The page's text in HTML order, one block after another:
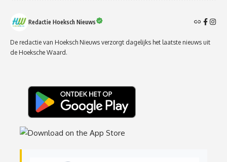
Redactie Hoeksch Nieuws
De redactie van Hoeksch Nieuws verzorgt dagelijks het laatste nieuws uit
de Hoeksche Waard.